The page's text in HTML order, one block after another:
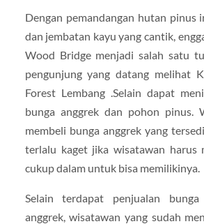
Dengan pemandangan hutan pinus
dan jembatan kayu yang cantik,
Wood Bridge menjadi salah satu
pengunjung yang datang melihat
Forest Lembang .Selain dapat
bunga anggrek dan pohon pinus.
membeli bunga anggrek yang
terlalu kaget jika wisatawan harus
cukup dalam untuk bisa memilikinya.
Selain terdapat penjualan bunga
anggrek, wisatawan yang sudah